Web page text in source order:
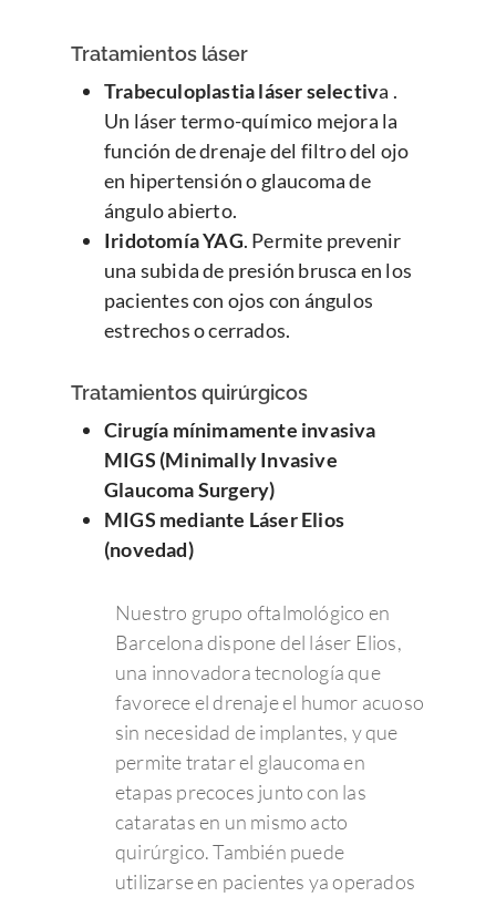
Tratamientos láser
Trabeculoplastia láser selectiva .
Un láser termo-químico mejora la
función de drenaje del filtro del ojo
en hipertensión o glaucoma de
ángulo abierto.
Iridotomía YAG. Permite prevenir
una subida de presión brusca en los
pacientes con ojos con ángulos
estrechos o cerrados.
Tratamientos quirúrgicos
Cirugía mínimamente invasiva
MIGS (Minimally Invasive
Glaucoma Surgery)
MIGS mediante Láser Elios
(novedad)
Nuestro grupo oftalmológico en
Barcelona dispone del láser Elios,
una innovadora tecnología que
favorece el drenaje el humor acuoso
sin necesidad de implantes, y que
permite tratar el glaucoma en
etapas precoces junto con las
cataratas en un mismo acto
quirúrgico. También puede
utilizarse en pacientes ya operados